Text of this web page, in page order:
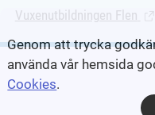
Vuxenutbildningen Flen
Genom att trycka
använda vår hemsida
Cookies.